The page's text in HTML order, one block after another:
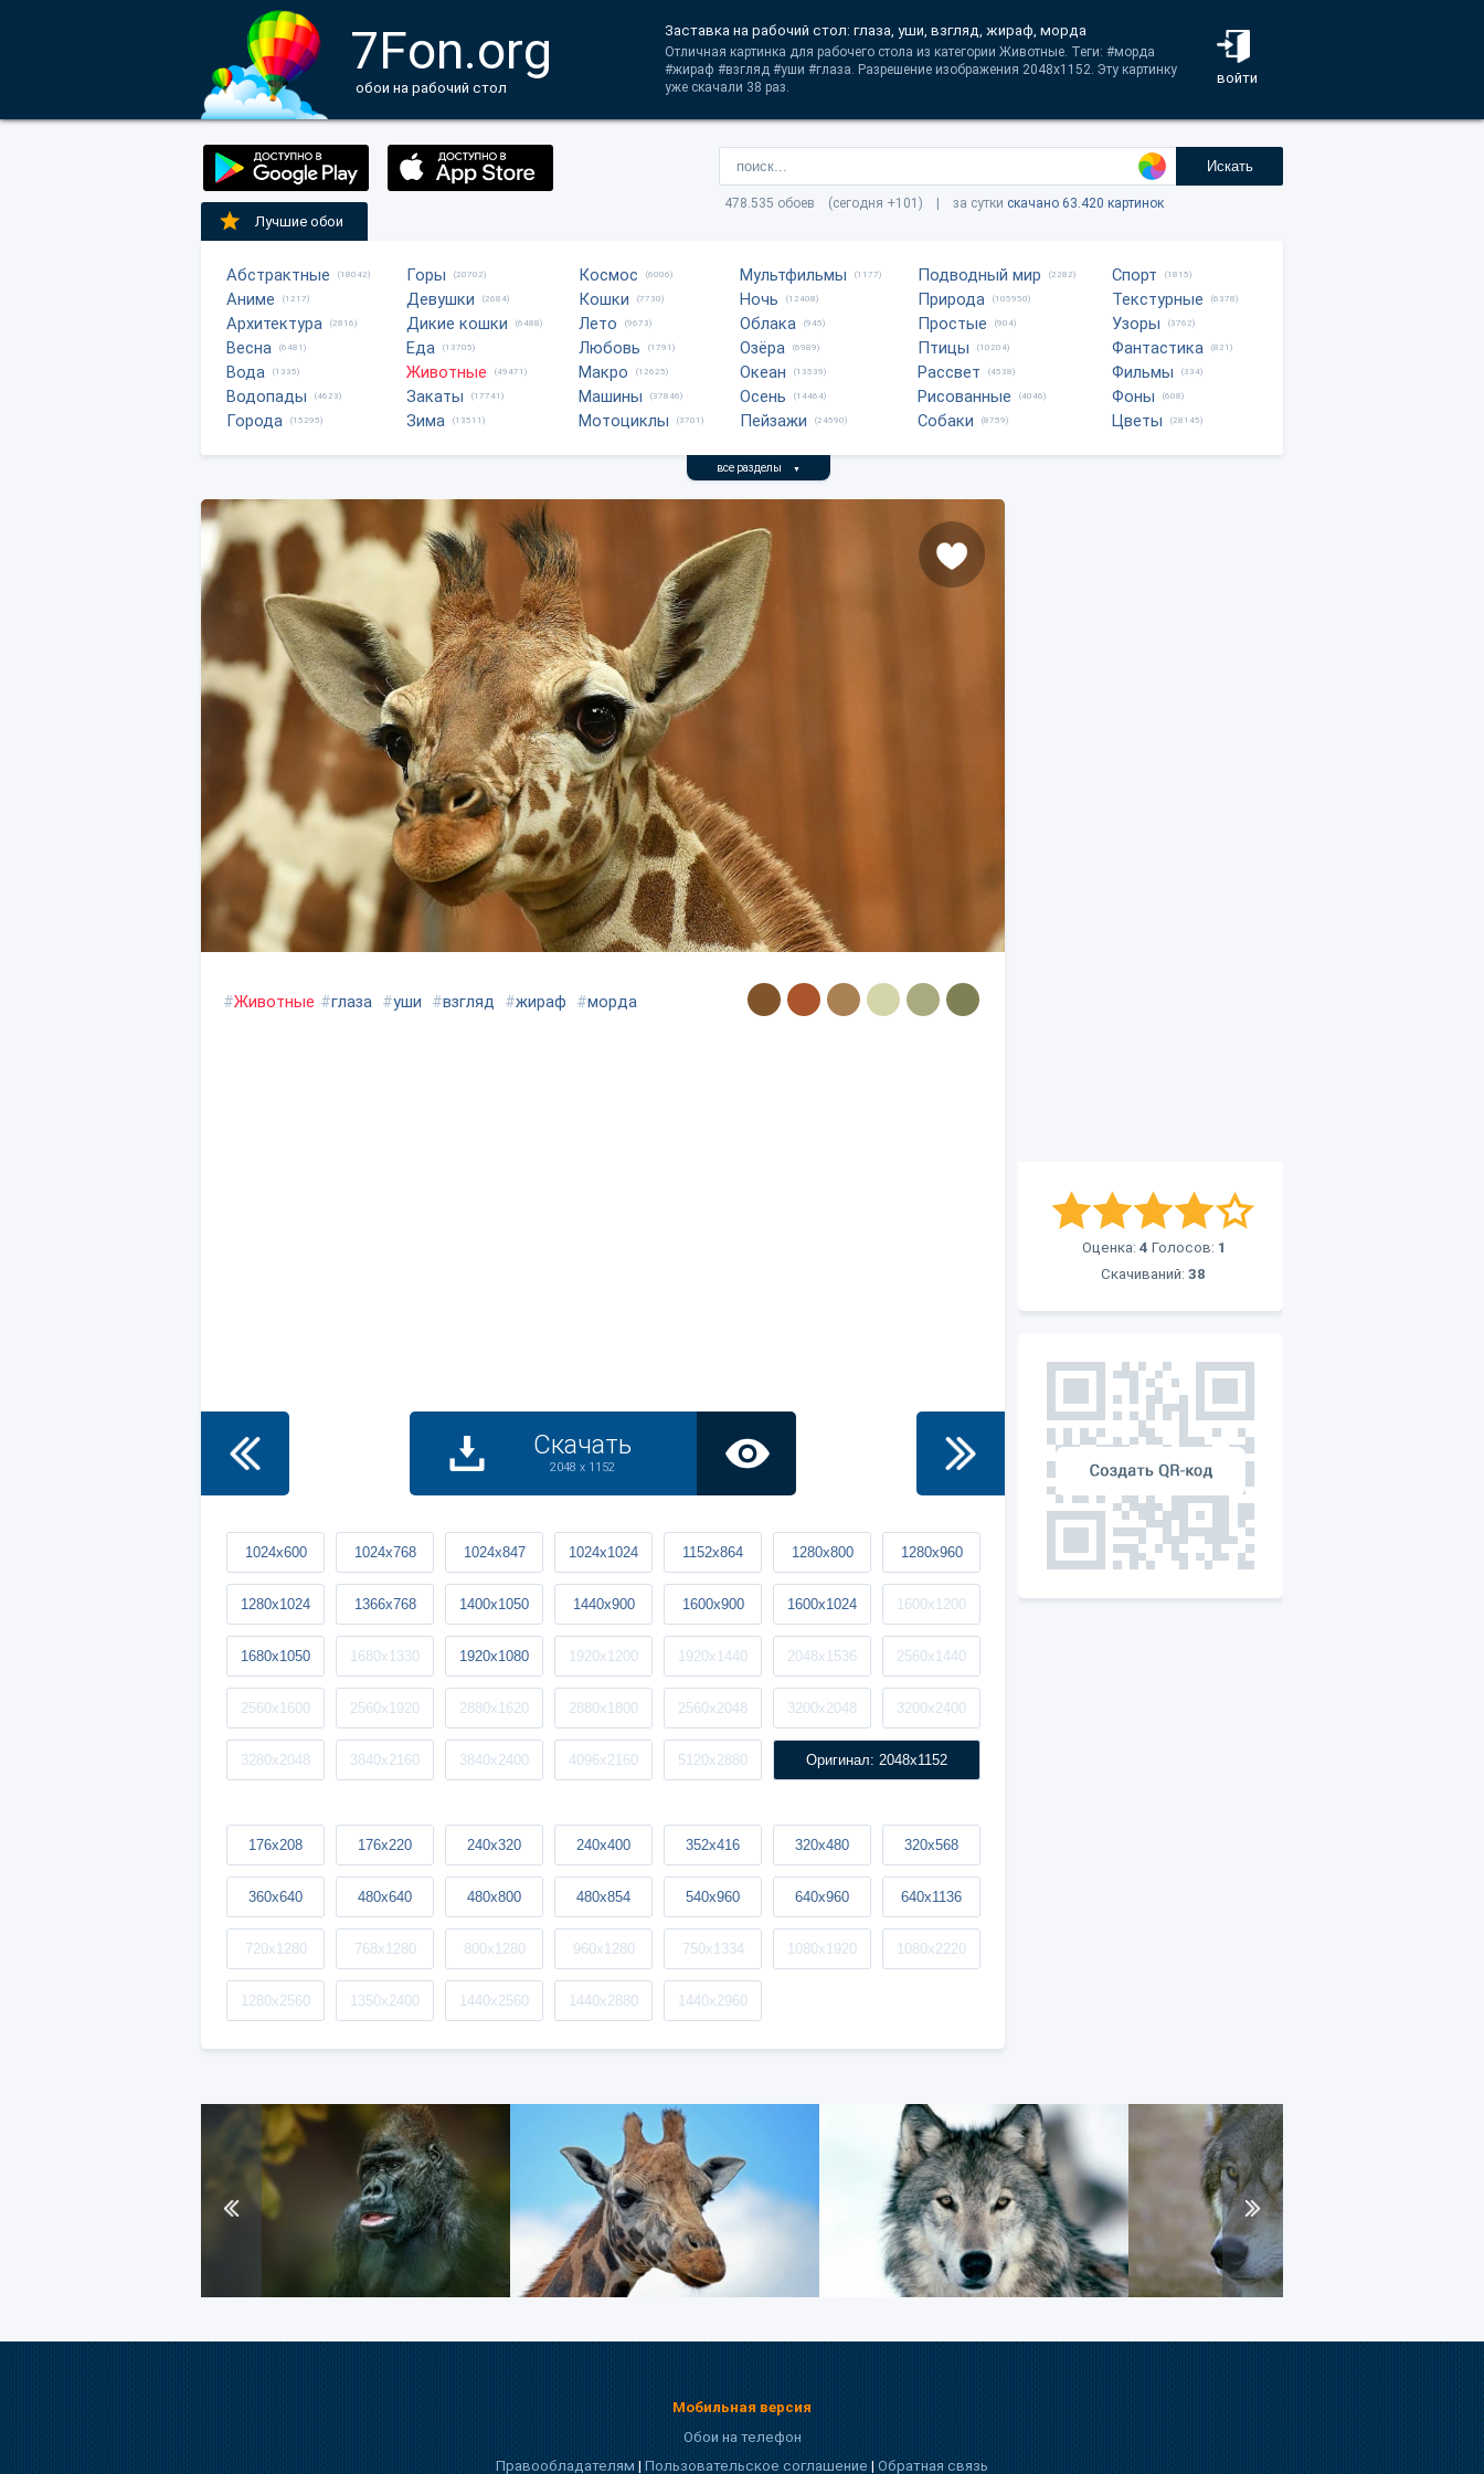
7Fon.org
обои на рабочий стол
войти
Заставка на рабочий стол: глаза, уши, взгляд, жираф, морда
Отличная картинка для рабочего стола из категории Животные. Теги: #морда
#жираф #взгляд #уши #глаза. Разрешение изображения 2048x1152. Эту картинку
уже скачали 38 раз.
Искать
478.535 обоев (сегодня +101) | за сутки скачано 63.420 картинок
Лучшие обои
Абстрактные (18042)
Аниме (1217)
Архитектура (2816)
Весна (6481)
Вода (1335)
Водопады (4623)
Города (15295)
Горы (20702)
Девушки (2684)
Дикие кошки (6488)
Еда (13705)
Животные (49471)
Закаты (17741)
Зима (13511)
Космос (6006)
Кошки (7730)
Лето (9673)
Любовь (1791)
Макро (12625)
Машины (37846)
Мотоциклы (3701)
Мультфильмы (1177)
Ночь (12408)
Облака (945)
Озёра (6989)
Океан (13539)
Осень (14464)
Пейзажи (24590)
Подводный мир (2282)
Природа (105950)
Простые (904)
Птицы (10204)
Рассвет (4538)
Рисованные (4046)
Собаки (8759)
Спорт (1815)
Текстурные (6378)
Узоры (3762)
Фантастика (821)
Фильмы (334)
Фоны (608)
Цветы (28145)
все разделы ▼
Оценка: 4 Голосов: 1
Скачиваний: 38
#Животные #глаза #уши #взгляд #жираф #морда
Скачать
2048 x 1152
1024x600 1024x768 1024x847 1024x1024 1152x864 1280x800 1280x960
1280x1024 1366x768 1400x1050 1440x900 1600x900 1600x1024 1600x1200
1680x1050 1680x1330 1920x1080 1920x1200 1920x1440 2048x1536 2560x1440
2560x1600 2560x1920 2880x1620 2880x1800 2560x2048 3200x2048 3200x2400
3280x2048 3840x2160 3840x2400 4096x2160 5120x2880 Оригинал: 2048x1152
176x208 176x220 240x320 240x400 352x416 320x480 320x568
360x640 480x640 480x800 480x854 540x960 640x960 640x1136
720x1280 768x1280 800x1280 960x1280 750x1334 1080x1920 1080x2220
1280x2560 1350x2400 1440x2560 1440x2880 1440x2960
Мобильная версия
Обои на телефон
Правообладателям|Пользовательское соглашение|Обратная связь